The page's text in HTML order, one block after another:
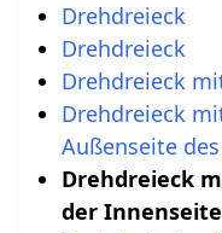
Drehdreieck
Drehdreieck
Drehdreieck
Drehdreieck
Außenseite
Drehdreieck
der